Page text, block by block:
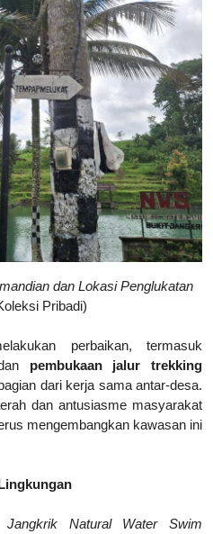
dan Lokasi Penglukatan
Pribadi)
perbaikan, termasuk
pembukaan jalur trekking
dari kerja sama antar-desa.
dan antusiasme masyarakat
mengembangkan kawasan ini
Jangkrik Natural Water Swim